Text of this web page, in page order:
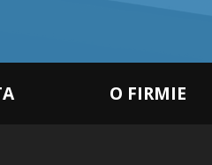
O FIRMIE